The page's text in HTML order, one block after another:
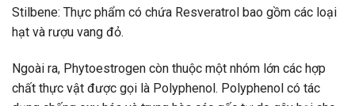
Stilbene: Thực phẩm có chứa Resveratrol bao gồm các loại
hạt và rượu vang đỏ.
Ngoài ra, Phytoestrogen còn thuộc một nhóm lớn các hợp
chất thực vật được gọi là Polyphenol. Polyphenol có tác